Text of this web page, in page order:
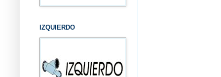
IZQUIERDO